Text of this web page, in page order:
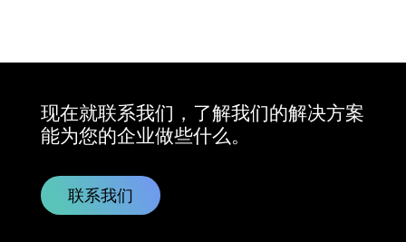
现在就联系我们，了解我们的解决方案
能为您的企业做些什么。
联系我们